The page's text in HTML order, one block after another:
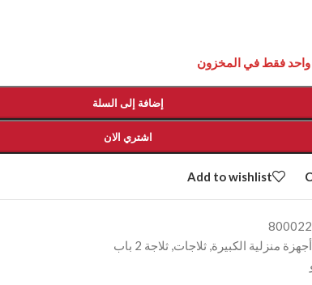
واحد فقط في المخزون
إضافة إلى السلة
اشتري الان
Add to wishlist
800022
أجهزة منزلية الكبيرة, ثلاجات, ثلاجة 2 باب